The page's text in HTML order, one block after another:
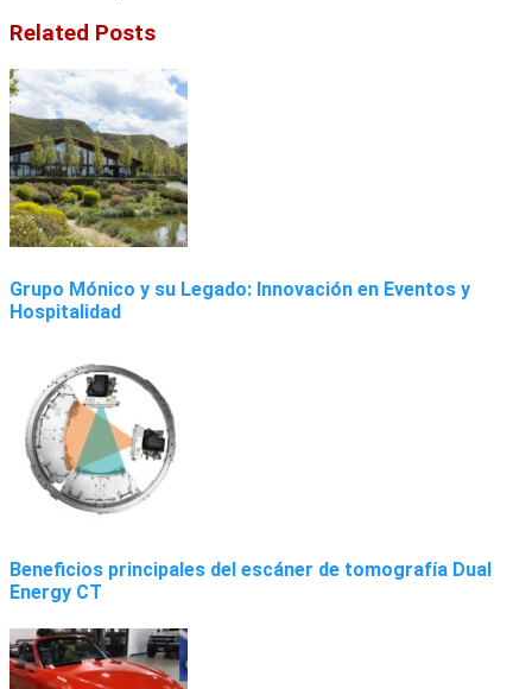
Related Posts
Grupo Mónico y su Legado: Innovación en Eventos y
Hospitalidad
Beneficios principales del escáner de tomografía Dual
Energy CT